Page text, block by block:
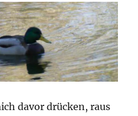
davor drücken, raus